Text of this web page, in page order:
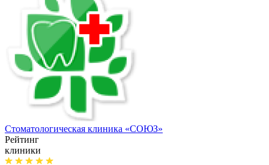
Стоматологическая клиника «СОЮЗ»
Рейтинг
клиники